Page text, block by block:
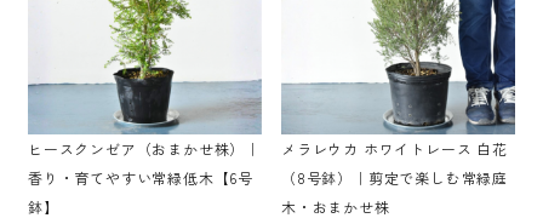
ヒースクンゼア（おまかせ株）｜
香り・育てやすい常緑低木【6号
鉢】
メラレウカ ホワイトレース 白花
（8号鉢）｜剪定で楽しむ常緑庭
木・おまかせ株